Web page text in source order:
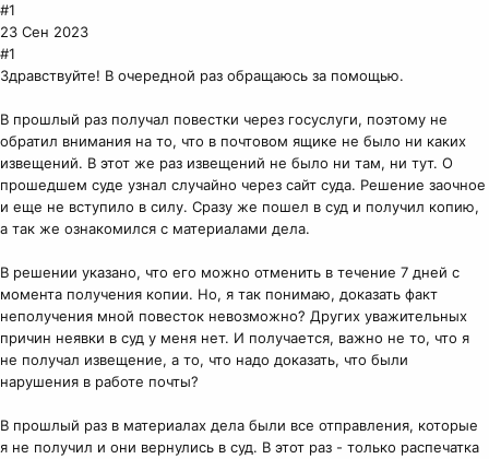
#1
23 Сен 2023
#1
Здравствуйте! В очередной раз обращаюсь за помощью.
В прошлый раз получал повестки через госуслуги, поэтому не
обратил внимания на то, что в почтовом ящике не было ни каких
извещений. В этот же раз извещений не было ни там, ни тут. О
прошедшем суде узнал случайно через сайт суда. Решение заочное
и еще не вступило в силу. Сразу же пошел в суд и получил копию,
а так же ознакомился с материалами дела.
В решении указано, что его можно отменить в течение 7 дней с
момента получения копии. Но, я так понимаю, доказать факт
неполучения мной повесток невозможно? Других уважительных
причин неявки в суд у меня нет. И получается, важно не то, что я
не получал извещение, а то, что надо доказать, что были
нарушения в работе почты?
В прошлый раз в материалах дела были все отправления, которые
я не получил и они вернулись в суд. В этот раз - только распечатка